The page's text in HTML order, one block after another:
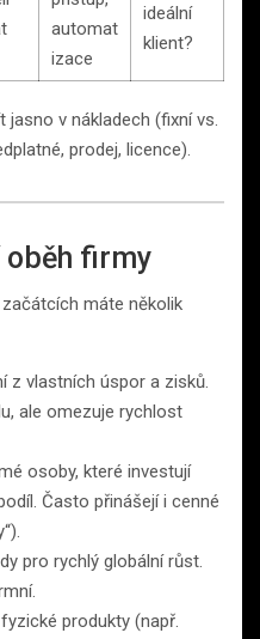
automat
izace
ideální
klient?
jasno v nákladech (fixní vs.
prodej, licence).
oběh firmy
máte několik
z vlastních úspor a zisků.
ale omezuje rychlost
osoby, které investují
Často přinášejí i cenné
pro rychlý globální růst.
produkty (např.